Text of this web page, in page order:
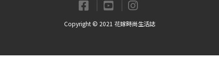
Copyright © 2021 花嫁時尚生活誌